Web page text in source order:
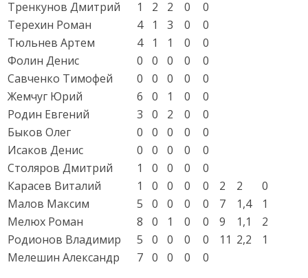
Тренкунов Дмитрий
1 2 2 0
0
Терехин Роман
4 1 3 0
0
Тюльнев Артем
4 1 1 0
0
Фолин Денис
0 0 0 0
0
Савченко Тимофей
0 0 0 0
0
Жемчуг Юрий
6 0 1 0
0
Родин Евгений
3 0 2 0
0
Быков Олег
0 0 0 0
0
Исаков Денис
0 0 0 0
0
Столяров Дмитрий
1 0 0 0
0
Карасев Виталий
1 0 0 0 0 2 2
0
Малов Максим
5 0 0 0 0 7 1,4
1
Мелюх Роман
8 0 1 0 0 9 1,1
2
Родионов Владимир
5 0 0 0 0 11 2,2
1
Мелешин Александр
7 0 0 0 0